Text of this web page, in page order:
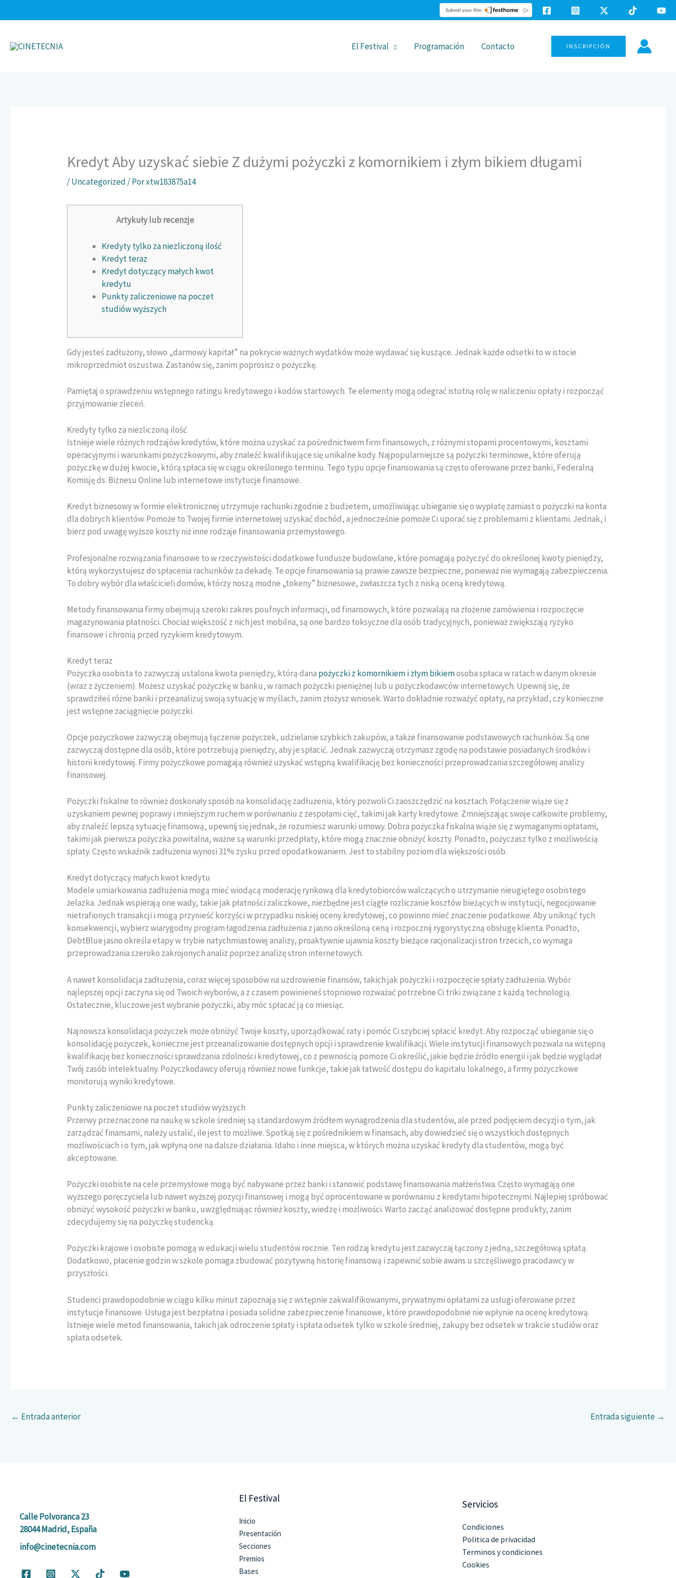
al
El Festival
Programación Contacto INSCRIPCIÓN
Kredyt Aby uzyskać siebie Z dużymi pożyczki z komornikiem i złym bikiem długami
/Uncategorized / Porxtw183875a14
Artykuły lub recenzje
Kredyty tylko za niezliczoną ilość
Kredyt teraz
Kredyt dotyczący małych kwot
kredytu
Punkty zaliczeniowe na poczet
studiów wyższych
Gdy jesteś zadłużony, słowo „darmowy kapitał” na pokrycie ważnych wydatków może wydawać się kuszące. Jednak każde odsetki to w istocie
mikroprzedmiot oszustwa. Zastanów się, zanim poprosisz o pożyczkę.
Pamiętaj o sprawdzeniu wstępnego ratingu kredytowego i kodów startowych. Te elementy mogą odegrać istotną rolę w naliczeniu opłaty i rozpocząć
przyjmowanie zleceń.
Kredyty tylko za niezliczoną ilość
Istnieje wiele różnych rodzajów kredytów, które można uzyskać za pośrednictwem firm finansowych, z różnymi stopami procentowymi, kosztami
operacyjnymi i warunkami pożyczkowymi, aby znaleźć kwalifikujące się unikalne kody. Najpopularniejsze są pożyczki terminowe, które oferują
pożyczkę w dużej kwocie, którą spłaca się w ciągu określonego terminu. Tego typu opcje finansowania są często oferowane przez banki, Federalną
Komisję ds. Biznesu Online lub internetowe instytucje finansowe.
Kredyt biznesowy w formie elektronicznej utrzymuje rachunki zgodnie z budżetem, umożliwiając ubieganie się o wypłatę zamiast o pożyczki na konta
dla dobrych klientów. Pomoże to Twojej firmie internetowej uzyskać dochód, a jednocześnie pomoże Ci uporać się z problemami z klientami. Jednak, i
bierz pod uwagę wyższe koszty niż inne rodzaje finansowania przemysłowego.
Profesjonalne rozwiązania finansowe to w rzeczywistości dodatkowe fundusze budowlane, które pomagają pożyczyć do określonej kwoty pieniędzy,
którą wykorzystujesz do spłacenia rachunków za dekadę. Te opcje finansowania są prawie zawsze bezpieczne, ponieważ nie wymagają zabezpieczenia.
To dobry wybór dla właścicieli domów, którzy noszą modne „tokeny” biznesowe, zwłaszcza tych z niską oceną kredytową.
Metody finansowania firmy obejmują szeroki zakres poufnych informacji, od finansowych, które pozwalają na złożenie zamówienia i rozpoczęcie
magazynowania płatności. Chociaż większość z nich jest mobilna, są one bardzo toksyczne dla osób tradycyjnych, ponieważ zwiększają ryzyko
finansowe i chronią przed ryzykiem kredytowym.
Kredyt teraz
Pożyczka osobista to zazwyczaj ustalona kwota pieniędzy, którą dana pożyczki z komornikiem i złym bikiemosoba spłaca w ratach w danym okresie
(wraz z życzeniem). Możesz uzyskać pożyczkę w banku, w ramach pożyczki pieniężnej lub u pożyczkodawców internetowych. Upewnij się, że
sprawdziłeś różne banki i przeanalizuj swoją sytuację w myślach, zanim złożysz wniosek. Warto dokładnie rozważyć opłaty, na przykład, czy konieczne
jest wstępne zaciągnięcie pożyczki.
Opcje pożyczkowe zazwyczaj obejmują łączenie pożyczek, udzielanie szybkich zakupów, a także finansowanie podstawowych rachunków. Są one
zazwyczaj dostępne dla osób, które potrzebują pieniędzy, aby je spłacić. Jednak zazwyczaj otrzymasz zgodę na podstawie posiadanych środków i
historii kredytowej. Firmy pożyczkowe pomagają również uzyskać wstępną kwalifikację bez konieczności przeprowadzania szczegółowej analizy
finansowej.
Pożyczki fiskalne to również doskonały sposób na konsolidację zadłużenia, który pozwoli Ci zaoszczędzić na kosztach. Połączenie wiąże się z
uzyskaniem pewnej poprawy i mniejszym ruchem w porównaniu z zespołami cięć, takimi jak karty kredytowe. Zmniejszając swoje całkowite problemy,
aby znaleźć lepszą sytuację finansową, upewnij się jednak, że rozumiesz warunki umowy. Dobra pożyczka fiskalna wiąże się z wymaganymi opłatami,
takimi jak pierwsza pożyczka powitalna, ważne są warunki przedpłaty, które mogą znacznie obniżyć koszty. Ponadto, pożyczasz tylko z możliwością
spłaty. Często wskaźnik zadłużenia wynosi 31% zysku przed opodatkowaniem. Jest to stabilny poziom dla większości osób.
Kredyt dotyczący małych kwot kredytu
Modele umiarkowania zadłużenia mogą mieć wiodącą moderację rynkową dla kredytobiorców walczących o utrzymanie nieugiętego osobistego
żelazka. Jednak wspierają one wady, takie jak płatności zaliczkowe, niezbędne jest ciągłe rozliczanie kosztów bieżących w instytucji, negocjowanie
nietrafionych transakcji i mogą przynieść korzyści w przypadku niskiej oceny kredytowej, co powinno mieć znaczenie podatkowe. Aby uniknąć tych
konsekwencji, wybierz wiarygodny program łagodzenia zadłużenia z jasno określoną ceną i rozpocznij rygorystyczną obsługę klienta. Ponadto,
DebtBlue jasno określa etapy w trybie natychmiastowej analizy, proaktywnie ujawnia koszty bieżące racjonalizacji stron trzecich, co wymaga
przeprowadzania szeroko zakrojonych analiz poprzez analizę stron internetowych.
A nawet konsolidacja zadłużenia, coraz więcej sposobów na uzdrowienie finansów, takich jak pożyczki i rozpoczęcie spłaty zadłużenia. Wybór
najlepszej opcji zaczyna się od Twoich wyborów, a z czasem powinieneś stopniowo rozważać potrzebne Ci triki związane z każdą technologią.
Ostatecznie, kluczowe jest wybranie pożyczki, aby móc spłacać ją co miesiąc.
Najnowsza konsolidacja pożyczek może obniżyć Twoje koszty, uporządkować raty i pomóc Ci szybciej spłacić kredyt. Aby rozpocząć ubieganie się o
konsolidację pożyczek, konieczne jest przeanalizowanie dostępnych opcji i sprawdzenie kwalifikacji. Wiele instytucji finansowych pozwala na wstępną
kwalifikację bez konieczności sprawdzania zdolności kredytowej, co z pewnością pomoże Ci określić, jakie będzie źródło energii i jak będzie wyglądał
Twój zasób intelektualny. Pożyczkodawcy oferują również nowe funkcje, takie jak łatwość dostępu do kapitału lokalnego, a firmy pożyczkowe
monitorują wyniki kredytowe.
Punkty zaliczeniowe na poczet studiów wyższych
Przerwy przeznaczone na naukę w szkole średniej są standardowym źródłem wynagrodzenia dla studentów, ale przed podjęciem decyzji o tym, jak
zarządzać finansami, należy ustalić, ile jest to możliwe. Spotkaj się z pośrednikiem w finansach, aby dowiedzieć się o wszystkich dostępnych
możliwościach i o tym, jak wpłyną one na dalsze działania. Idaho i inne miejsca, w których można uzyskać kredyty dla studentów, mogą być
akceptowane.
Pożyczki osobiste na cele przemysłowe mogą być nabywane przez banki i stanowić podstawę finansowania małżeństwa. Często wymagają one
wyższego poręczyciela lub nawet wyższej pozycji finansowej i mogą być oprocentowane w porównaniu z kredytami hipotecznymi. Najlepiej spróbować
obniżyć wysokość pożyczki w banku, uwzględniając również koszty, wiedzę i możliwości. Warto zacząć analizować dostępne produkty, zanim
zdecydujemy się na pożyczkę studencką.
Pożyczki krajowe i osobiste pomogą w edukacji wielu studentów rocznie. Ten rodzaj kredytu jest zazwyczaj łączony z jedną, szczegółową spłatą.
Dodatkowo, płacenie godzin w szkole pomaga zbudować pozytywną historię finansową i zapewnić sobie awans u szczęśliwego pracodawcy w
przyszłości.
Studenci prawdopodobnie w ciągu kilku minut zapoznają się z wstępnie zakwalifikowanymi, prywatnymi opłatami za usługi oferowane przez
instytucje finansowe. Usługa jest bezpłatna i posiada solidne zabezpieczenie finansowe, które prawdopodobnie nie wpłynie na ocenę kredytową.
Istnieje wiele metod finansowania, takich jak odroczenie spłaty i spłata odsetek tylko w szkole średniej, zakupy bez odsetek w trakcie studiów oraz
spłata odsetek.
← Entrada anterior Entrada siguiente →
Calle Polvoranca 23
28044 Madrid, España
info@cinetecnia.com
El Festival
Inicio
Presentación
Secciones
Premios
Bases
Servicios
Condiciones
Politica de privacidad
Terminos y condiciones
Cookies